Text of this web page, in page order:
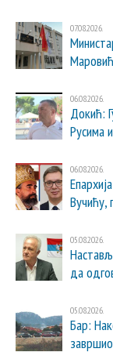
07.08.2026.
06.08.2026.
Докић:
Русима
06.08.2026.
Вучићу,
05.08.2026.
да
05.08.2026.
Бар: